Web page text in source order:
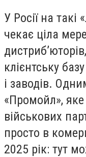
У Росії на такі
чекає ціла
клієнтську
і заводів.
«Промойл», яке
військових
просто в
2025 рік: тут